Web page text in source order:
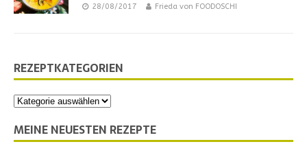
28/08/2017 Frieda von FOODOSCHI
REZEPTKATEGORIEN
MEINE NEUESTEN REZEPTE